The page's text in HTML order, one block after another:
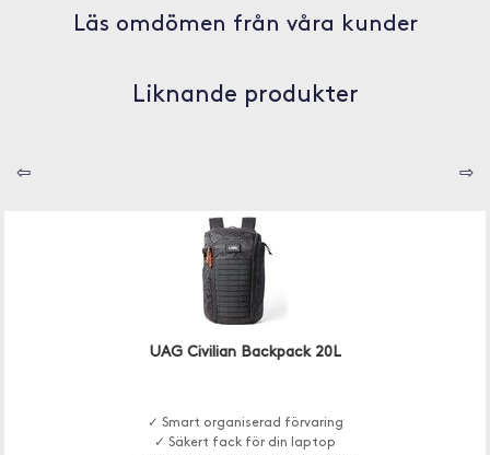
Läs omdömen från våra kunder
Liknande produkter
⇦ ⇨
UAG Civilian Backpack 20L
✓ Smart organiserad förvaring
✓ Säkert fack för din laptop